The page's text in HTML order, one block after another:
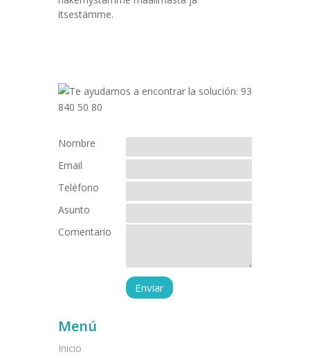
itsestämme.
Nombre
Email
Teléfono
Asunto
Comentario
Menú
Inicio